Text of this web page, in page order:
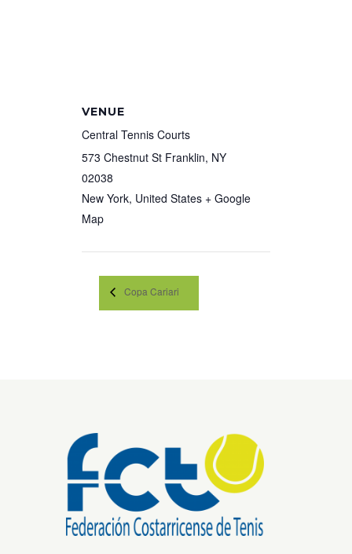
VENUE
Central Tennis Courts
573 Chestnut St Franklin, NY
02038
New York, United States + Google
Map
Copa Cariari